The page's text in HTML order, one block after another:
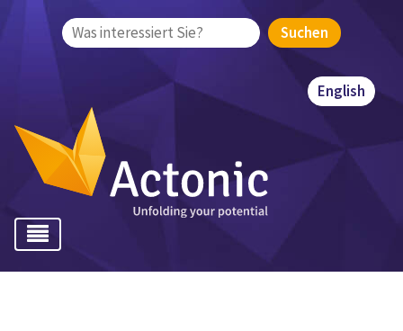
English
Suchen